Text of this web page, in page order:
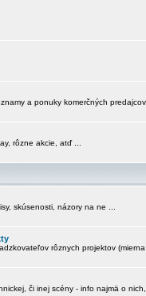
a ponuky komerčných predajcov
rôzne akcie, atď ...
skúsenosti, názory na ne ...
rôznych projektov
či inej scény - info najmä o